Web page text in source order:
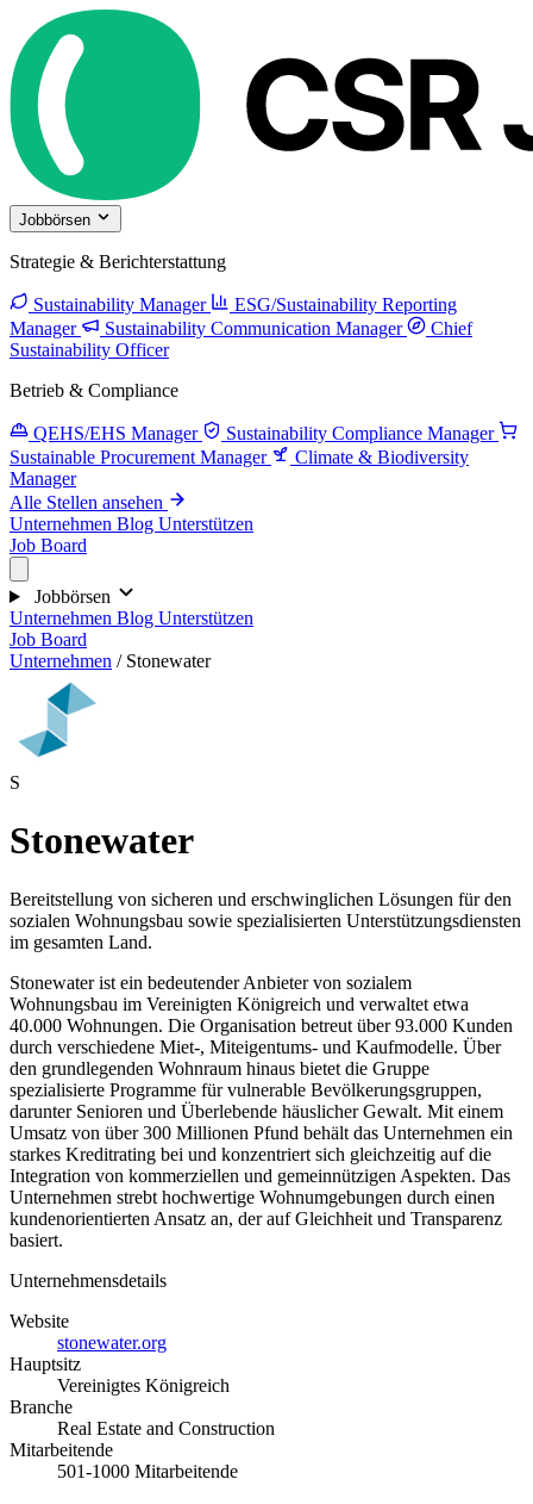
Jobbörsen
Strategie & Berichterstattung
Sustainability Manager
ESG/Sustainability Reporting
Manager
Sustainability Communication Manager
Chief
Sustainability Officer
Betrieb & Compliance
QEHS/EHS Manager
Sustainability Compliance Manager
Sustainable Procurement Manager
Climate & Biodiversity
Manager
Alle Stellen ansehen
Unternehmen Blog Unterstützen
Job Board
Jobbörsen
Unternehmen Blog Unterstützen
Job Board
Unternehmen / Stonewater
S
Stonewater
Bereitstellung von sicheren und erschwinglichen Lösungen für den
sozialen Wohnungsbau sowie spezialisierten Unterstützungsdiensten
im gesamten Land.
Stonewater ist ein bedeutender Anbieter von sozialem
Wohnungsbau im Vereinigten Königreich und verwaltet etwa
40.000 Wohnungen. Die Organisation betreut über 93.000 Kunden
durch verschiedene Miet-, Miteigentums- und Kaufmodelle. Über
den grundlegenden Wohnraum hinaus bietet die Gruppe
spezialisierte Programme für vulnerable Bevölkerungsgruppen,
darunter Senioren und Überlebende häuslicher Gewalt. Mit einem
Umsatz von über 300 Millionen Pfund behält das Unternehmen ein
starkes Kreditrating bei und konzentriert sich gleichzeitig auf die
Integration von kommerziellen und gemeinnützigen Aspekten. Das
Unternehmen strebt hochwertige Wohnumgebungen durch einen
kundenorientierten Ansatz an, der auf Gleichheit und Transparenz
basiert.
Unternehmensdetails
Website
stonewater.org
Hauptsitz
Vereinigtes Königreich
Branche
Real Estate and Construction
Mitarbeitende
501-1000 Mitarbeitende